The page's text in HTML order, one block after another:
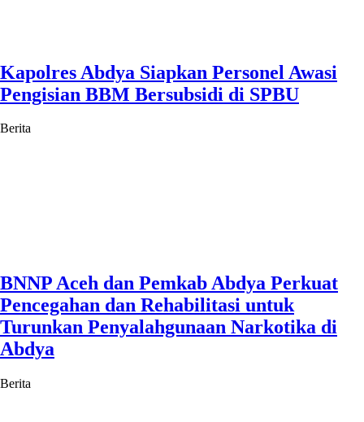
Kapolres Abdya Siapkan Personel Awasi
Pengisian BBM Bersubsidi di SPBU
Berita
BNNP Aceh dan Pemkab Abdya Perkuat
Pencegahan dan Rehabilitasi untuk
Turunkan Penyalahgunaan Narkotika di
Abdya
Berita